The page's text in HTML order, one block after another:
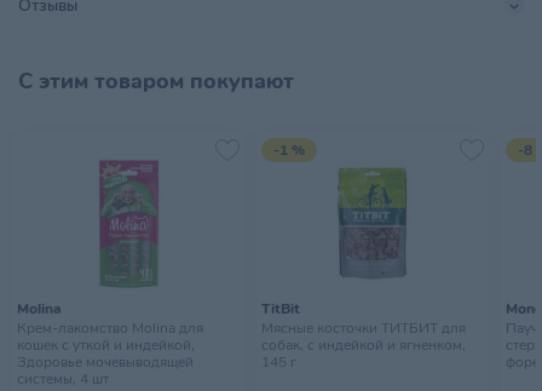
Тип питомца Кошки
Пауч
Условия хранения
Хранить в сухом, хорошо
проветриваемом помещении
Отзывы
С этим товаром покупают
Molina
Крем-лакомство Molina для
кошек с уткой и индейкой,
Здоровье мочевыводящей
системы, 4 шт
-1 %
TitBit
Мясные косточки ТИТБИТ для
собак, с индейкой и ягненком,
145 г
-8
Пауч